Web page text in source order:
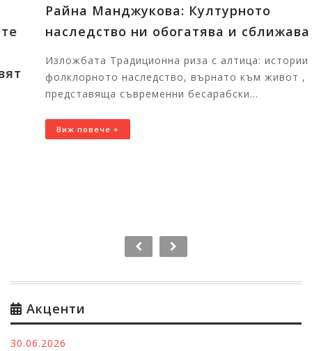
Райна Манджукова: Културното
наследство ни обогатява и сближава
Изложбата Традиционна риза с алтица: истории от
фолклорното наследство, върнато към живот ,
представяща съвременни бесарабски...
Виж повече +
Акценти
30.06.2026